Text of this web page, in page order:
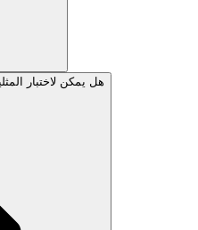
هل يمكن لاختبار